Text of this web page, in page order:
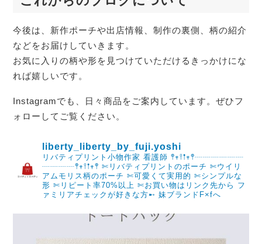
今後は、新作ポーチや出店情報、制作の裏側、柄の紹介
などをお届けしていきます。
お気に入りの柄や形を見つけていただけるきっかけにな
れば嬉しいです。
Instagramでも、日々商品をご案内しています。ぜひフ
ォローしてご覧ください。
liberty_liberty_by_fuji.yoshi
リバティプリント小物作家 看護師 𖤣𖥧𖥣𖡡𖥧𖤣┈┈┈┈┈┈
┈┈┈┈𖤣𖥧𖥣𖡡𖥧𖤣 ✄リバティプリントのポーチ ✄ウイリ
アムモリス柄のポーチ ✄可愛くて実用的 ✄シンプルな
形 ✄リピート率70%以上 ✄お買い物はリンク先から フ
ァミリアチェックが好きな方➸ 妹ブランドF×fへ